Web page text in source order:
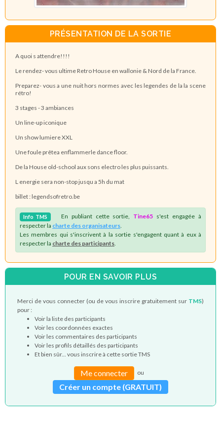
PRÉSENTATION DE LA SORTIE
A quoi s attendre!!!!
Le rendez- vous ultime Retro House en wallonie & Nord de la France.
Preparez- vous a une nuit hors normes avec les legendes de la la scene
rétro!
3 stages - 3 ambiances
Un line-up iconique
Un show lumiere XXL
Une foule prêtea enflammerle dance floor.
De la House old-school aux sons electro les plus puissants.
L energie sera non-stop jusqu a 5h du mat
billet : legendsofretro.be
Info TMS En publiant cette sortie, Tine65 s'est engagée à
respecter la charte des organisateurs
Les membres qui s'inscrivent à la sortie s'engagent quant à eux à
respecter la charte des participants
POUR EN SAVOIR PLUS
Merci de vous connecter (ou de vous inscrire gratuitement sur TMS)
pour :
Voir la liste des participants
Voir les coordonnées exactes
Voir les commentaires des participants
Voir les profils détaillés des participants
Et bien sûr... vous inscrire à cette sortie TMS
Me connecter ou
Créer un compte (GRATUIT)